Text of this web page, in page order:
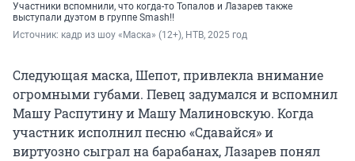
Участники вспомнили, что когда-то Топалов и Лазарев также
выступали дуэтом в группе Smash!!
Источник: кадр из шоу «Маска» (12+), НТВ, 2025 год
Следующая маска, Шепот, привлекла внимание
огромными губами. Певец задумался и вспомнил
Машу Распутину и Машу Малиновскую. Когда
участник исполнил песню «Сдавайся» и
виртуозно сыграл на барабанах, Лазарев понял